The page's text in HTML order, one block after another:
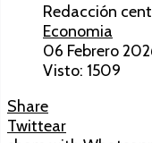
Redacción
Economia
06 Febrero
Visto: 1509
Share
Twittear